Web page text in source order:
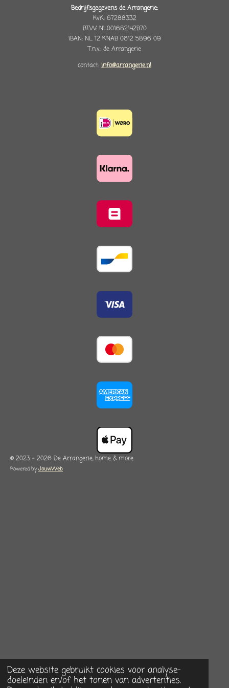
Deze website gebruikt cookies voor analyse-
doeleinden en/of het tonen van advertenties.
Bedrijfsgegevens de Arrangerie:
KvK: 67288332
BTW: NL001682142B70
IBAN: NL 12 KNAB 0612 5896 09
T.n.v.: de Arrangerie
contact: info@arrangerie.nl
© 2023 - 2026 De Arrangerie, home & more
Powered byJouwWeb